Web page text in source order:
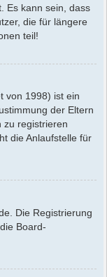
Es kann sein, dass
die für längere
teil!
von 1998) ist ein
der Eltern
zu registrieren
die Anlaufstelle für
Die Registrierung
Board-